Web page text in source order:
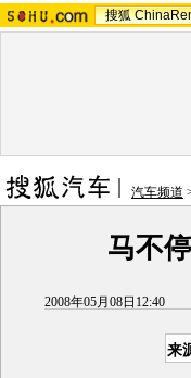
搜狐
汽车频道
马不
2008年05月08日12:40
来